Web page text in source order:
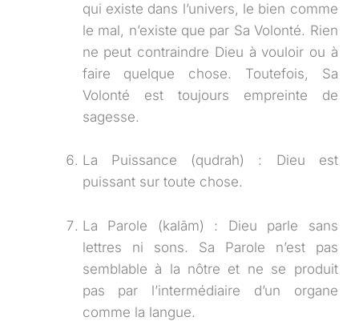
qui existe dans l’univers, le bien comme
le mal, n’existe que par Sa Volonté. Rien
ne peut contraindre Dieu à vouloir ou à
faire quelque chose. Toutefois, Sa
Volonté est toujours empreinte de
sagesse.
La Puissance (qudrah) : Dieu est
puissant sur toute chose.
La Parole (kalām) : Dieu parle sans
lettres ni sons. Sa Parole n’est pas
semblable à la nôtre et ne se produit
pas par l’intermédiaire d’un organe
comme la langue.